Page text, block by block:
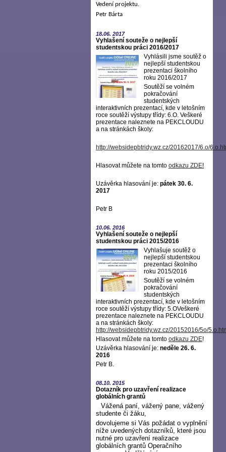
Vedení projektu.
Petr Bárta
18.06. 2017
Vyhlašení souteže o nejlepší
studentskou práci 2016/2017
Vyhlásili jsme soutěž o
nejlepší studentskou
prezentaci školního
roku 2016/2017
Soutěží se volném
pokračování
studentských
interaktivních prezentací, kde v letošním
roce soutěží výstupy třídy: 6.O. Veškeré
prezentace naleznete na PEKCLOUDU
a na stránkách školy:
http://websidepbtridy.wz.cz/20162017/6.o/
Hlasovat můžete na tomto odkazu ZDE!
Uzávěrka hlasování je: pátek 30. 6.
2017
Petr B
10.06. 2016
Vyhlašení souteže o nejlepší
studentskou práci 2015/2016
Vyhlašuje soutěž o
nejlepší studentskou
prezentaci školního
roku 2015/2016
Soutěží se volném
pokračování
studentských
interaktivních prezentací, kde v letošním
roce soutěží výstupy třídy: 5.OVeškeré
prezentace naleznete na PEKCLOUDU
a na stránkách školy:
http://websidepbtridy.wz.cz/20152016/5o/
Hlasovat můžete na tomto odkazu ZDE!
Uzávěrka hlasování je: neděle 26. 6.
2016
Petr B.
08.10. 2015
Dotazník pro uzavření realizace
globálních grantů
Vážená paní, vážený pane, vážený
studente či žáku,
dovolujeme si Vás požádat o vyplnění
níže uvedených dotazníků, které jsou
nutné pro uzavření realizace
globálních grantů Operačního